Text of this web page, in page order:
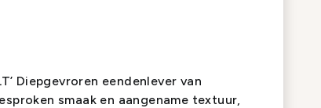
Diepgevroren eendenlever van
smaak en aangename textuur,